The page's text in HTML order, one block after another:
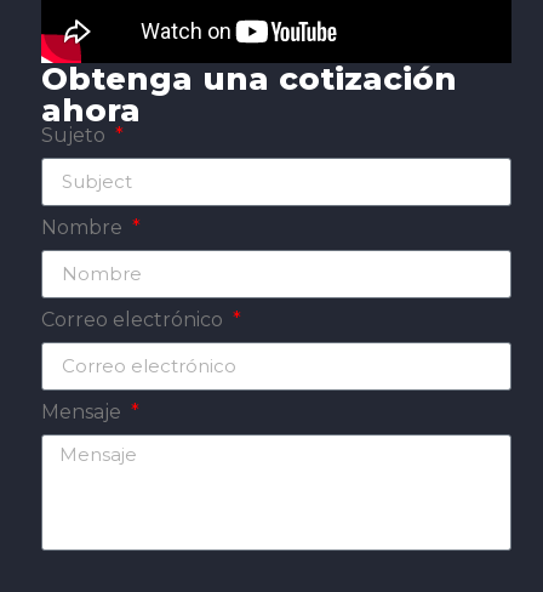
Obtenga una cotización
ahora
Sujeto
Nombre
Correo electrónico
Mensaje